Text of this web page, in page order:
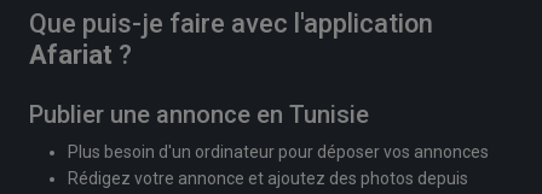
Que puis-je faire avec l'application
Afariat ?
Publier une annonce en Tunisie
Plus besoin d'un ordinateur pour déposer vos annonces
Rédigez votre annonce et ajoutez des photos depuis